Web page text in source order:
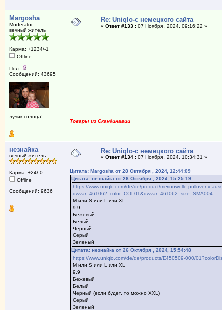
Margosha
Moderator
вечный житель
Карма: +1234/-1
Offline
Пол:
Сообщений: 43695
лучик солнца!
Re: Uniqlo-с немецкого сайта
« Ответ #133 :07 Ноября , 2024, 09:16:22 »
.
Товары из Скандинавии
незнайка
вечный житель
Карма: +24/-0
Offline
Сообщений: 9636
Re: Uniqlo-с немецкого сайта
« Ответ #134 :07 Ноября , 2024, 10:34:31 »
Цитата: Margosha от 28 Октября , 2024, 12:44:09
Цитата: незнайка от 26 Октября , 2024, 15:25:19
https://www.uniqlo.com/de/de/product/merinowolle-pullover-v-
dwvar_461062_color=COL01&dwvar_461062_size=SMA004
М или S или L или XL
9.9
Бежевый
Белый
Черный
Серый
Зеленый
Цитата: незнайка от 26 Октября , 2024, 15:54:48
https://www.uniqlo.com/de/de/products/E450509-000/
М или S или L или XL
9.9
Бежевый
Белый
Черный (если будет, то можно XXL)
Серый
Зеленый